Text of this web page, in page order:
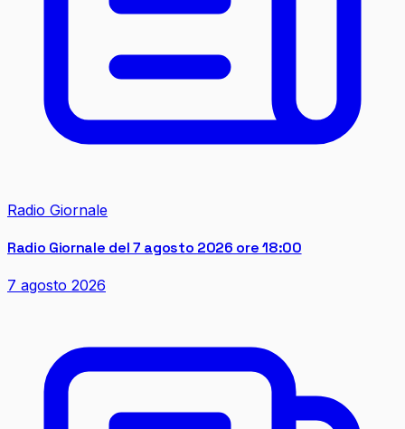
Radio Giornale
Radio Giornale del 7 agosto 2026 ore 18:00
7 agosto 2026